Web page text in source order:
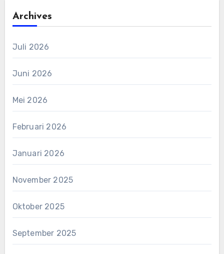
Archives
Juli 2026
Juni 2026
Mei 2026
Februari 2026
Januari 2026
November 2025
Oktober 2025
September 2025